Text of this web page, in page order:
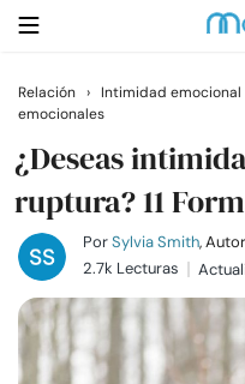
Buscar
Casarse
Relaciones
Familia
Relación › Intimidad emocional
emocionales
¿Deseas
ruptura? 11
PorSylvia Smith, Autor
2.7k Lecturas